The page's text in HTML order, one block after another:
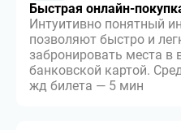
Быстрая онлайн-
Интуитивно понятный
позволяют быстро и
забронировать места в
банковской картой.
жд билета — 5 мин